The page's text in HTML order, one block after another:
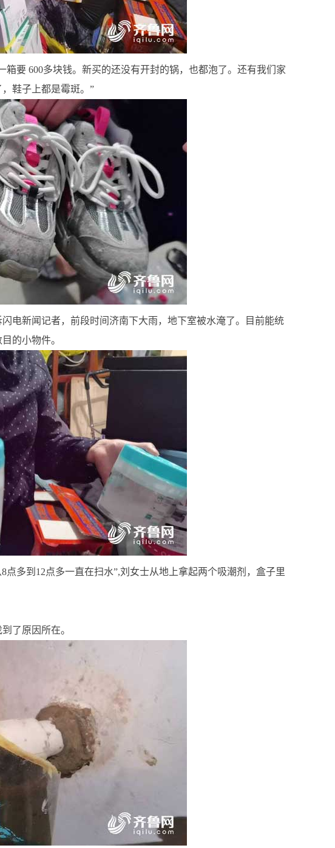
要 600多块钱。新买的还没有开封的锅，也都泡了。还有我们家
鞋子上都是霉斑。”
电新闻记者，前段时间济南下大雨，地下室被水淹了。目前能统
的小物件。
多到12点多一直在扫水”,刘女士从地上拿起两个吸潮剂，盒子里
了原因所在。